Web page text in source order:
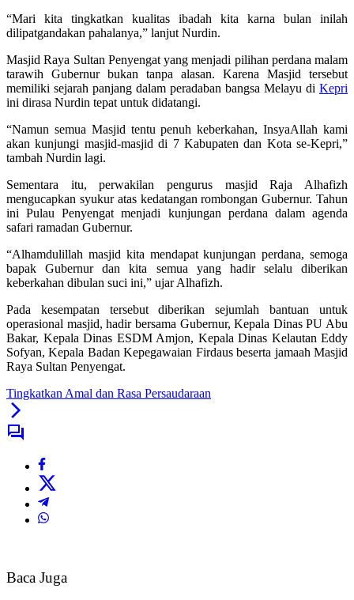
“Mari kita tingkatkan kualitas ibadah kita karna bulan inilah
dilipatgandakan pahalanya,” lanjut Nurdin.
Masjid Raya Sultan Penyengat yang menjadi pilihan perdana malam
tarawih Gubernur bukan tanpa alasan. Karena Masjid tersebut
memiliki sejarah panjang dalam peradaban bangsa Melayu di Kepri
ini dirasa Nurdin tepat untuk didatangi.
“Namun semua Masjid tentu penuh keberkahan, InsyaAllah kami
akan kunjungi masjid-masjid di 7 Kabupaten dan Kota se-Kepri,”
tambah Nurdin lagi.
Sementara itu, perwakilan pengurus masjid Raja Alhafizh
mengucapkan syukur atas kedatangan rombongan Gubernur. Tahun
ini Pulau Penyengat menjadi kunjungan perdana dalam agenda
safari ramadan Gubernur.
“Alhamdulillah masjid kita mendapat kunjungan perdana, semoga
bapak Gubernur dan kita semua yang hadir selalu diberikan
keberkahan dibulan suci ini,” ujar Alhafizh.
Pada kesempatan tersebut diberikan sejumlah bantuan untuk
operasional masjid, hadir bersama Gubernur, Kepala Dinas PU Abu
Bakar, Kepala Dinas ESDM Amjon, Kepala Dinas Kelautan Eddy
Sofyan, Kepala Badan Kepegawaian Firdaus beserta jamaah Masjid
Raya Sultan Penyengat.
Tingkatkan Amal dan Rasa Persaudaraan
Baca Juga